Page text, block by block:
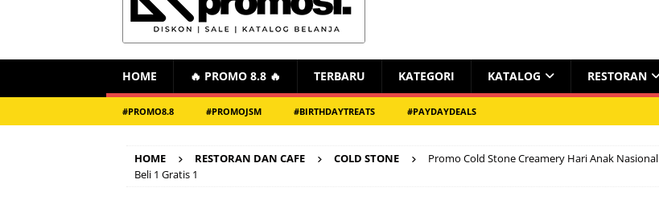
HOME 🔥 PROMO 8.8 🔥 TERBARU KATEGORI KATALOG RESTORAN
#PROMO8.8 #PROMOJSM #BIRTHDAYTREATS #PAYDAYDEALS
HOME RESTORAN DAN CAFE COLD STONE
Promo Cold Stone Creamery Hari Anak Nasional
Beli 1 Gratis 1